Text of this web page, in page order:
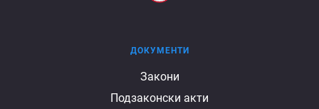
ДОКУМЕНТИ
Закони
Подзаконски акти